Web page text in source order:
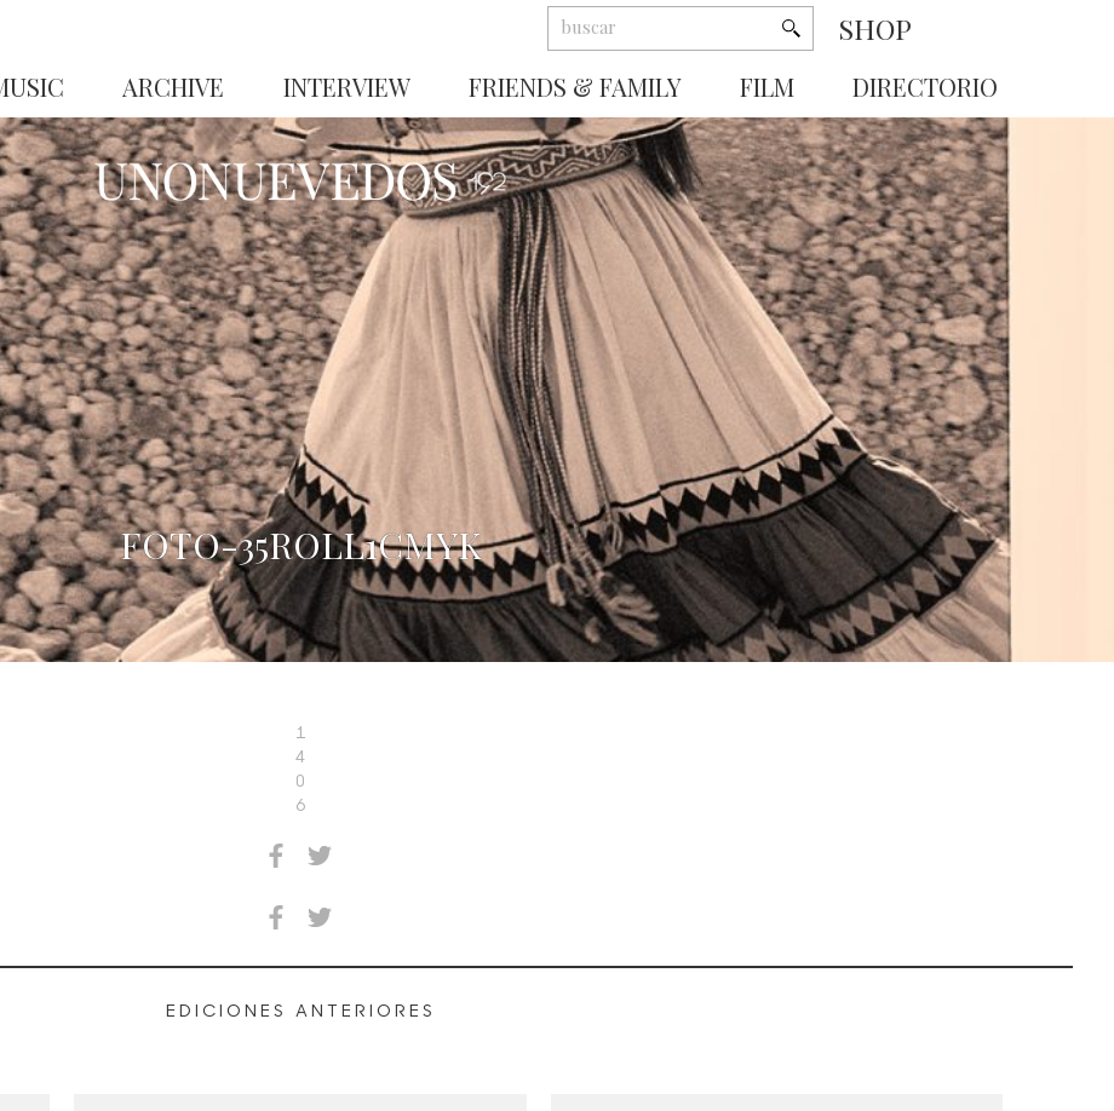
SHOP
ARCHIVE INTERVIEW FRIENDS & FAMILY FILM DIRECTORIO
FOTO-35ROLL1CMYK
1
4
0
6
EDICIONES ANTERIORES